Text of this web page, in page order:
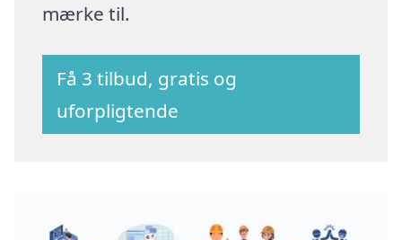
mærke til.
Få 3 tilbud, gratis og
uforpligtende